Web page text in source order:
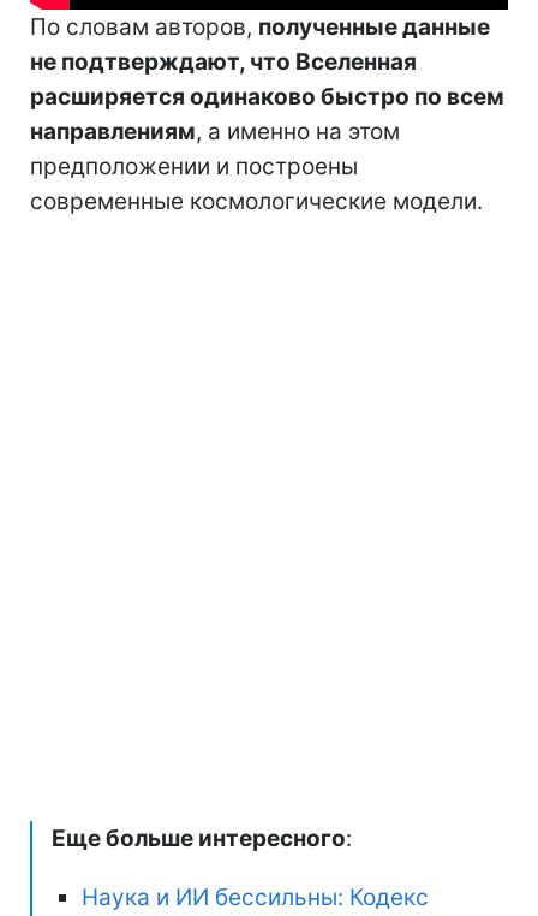
По словам авторов, полученные данные
не подтверждают, что Вселенная
расширяется одинаково быстро по всем
направлениям, а именно на этом
предположении и построены
современные космологические модели.
Еще больше интересного:
Наука и ИИ бессильны: Кодекс